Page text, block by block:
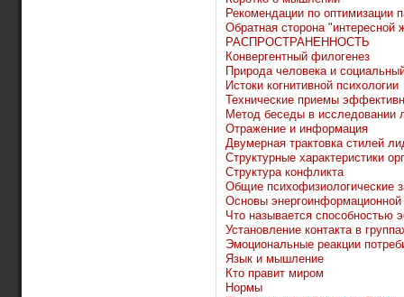
Рекомендации по оптимизации
Обратная сторона "интересной
РАСПРОСТРАНЕННОСТЬ
Конвергентный филогенез
Природа человека и
Истоки когнитивной психологии
Технические приемы
Метод беседы в исследовании
Отражение и информация
Двумерная трактовка стилей
Структурные характеристики
Структура конфликта
Общие психофизиологические
Основы энергоинформационной
Что называется способностью
Установление контакта в
Эмоциональные реакции
Язык и мышление
Кто правит миром
Нормы